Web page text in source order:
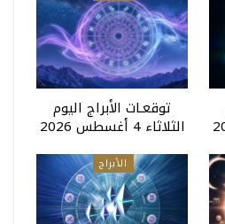
توقعـات الأبراج اليوم
الثلاثاء 4 أغسطس 2026
الأبراج